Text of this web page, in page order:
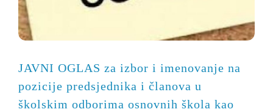
JAVNI OGLAS za izbor i imenovanje na
pozicije predsjednika i članova u
školskim odborima osnovnih škola kao